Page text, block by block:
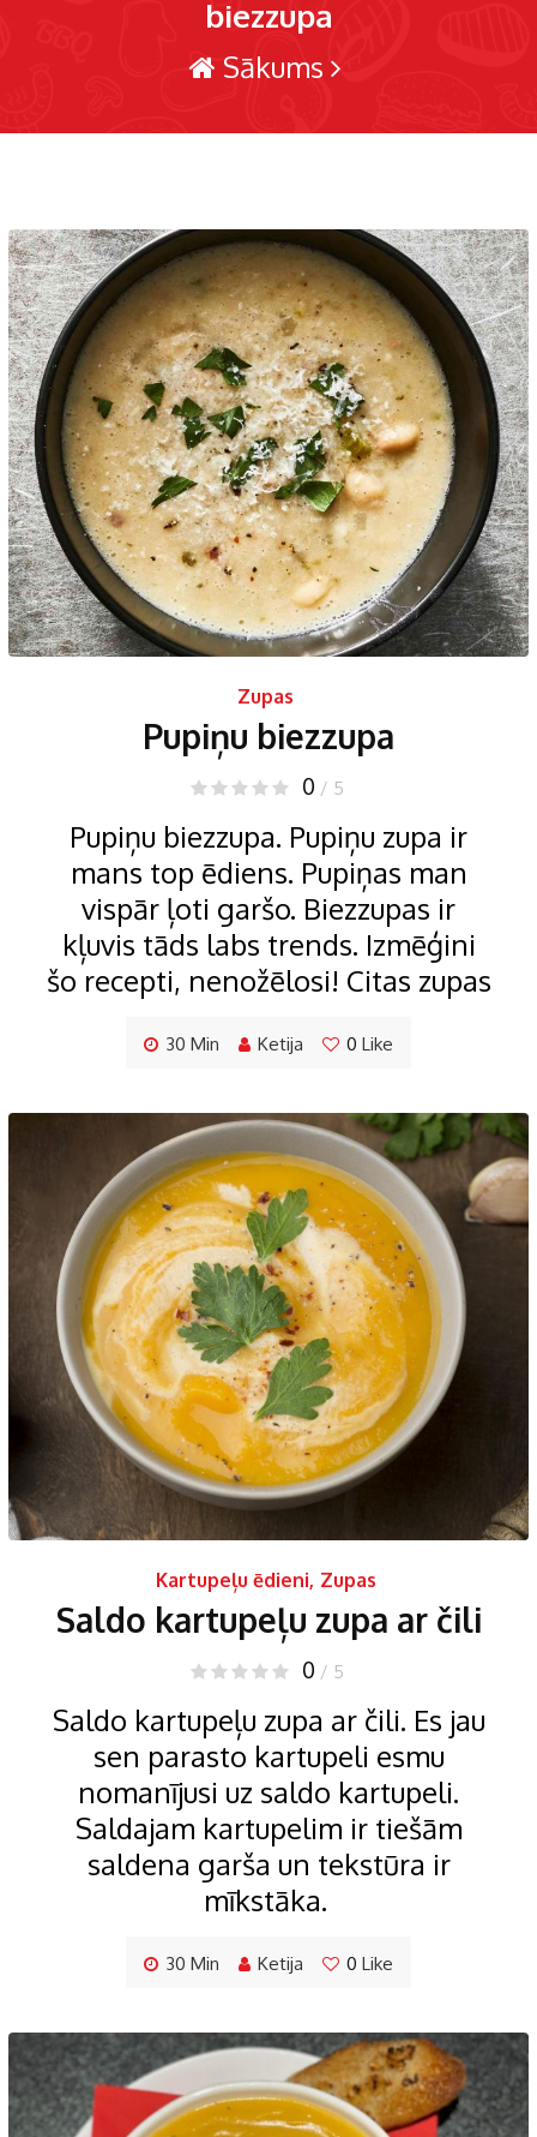
biezzupa
Sākums
Zupas
Pupiņu biezzupa
0 / 5
Pupiņu biezzupa. Pupiņu zupa ir
mans top ēdiens. Pupiņas man
vispār ļoti garšo. Biezzupas ir
kļuvis tāds labs trends. Izmēģini
šo recepti, nenožēlosi! Citas zupas
30 Min Ketija 0 Like
Kartupeļu ēdieni, Zupas
Saldo kartupeļu zupa ar čili
0 / 5
Saldo kartupeļu zupa ar čili. Es jau
sen parasto kartupeli esmu
nomanījusi uz saldo kartupeli.
Saldajam kartupelim ir tiešām
saldena garša un tekstūra ir
mīkstāka.
30 Min Ketija 0 Like